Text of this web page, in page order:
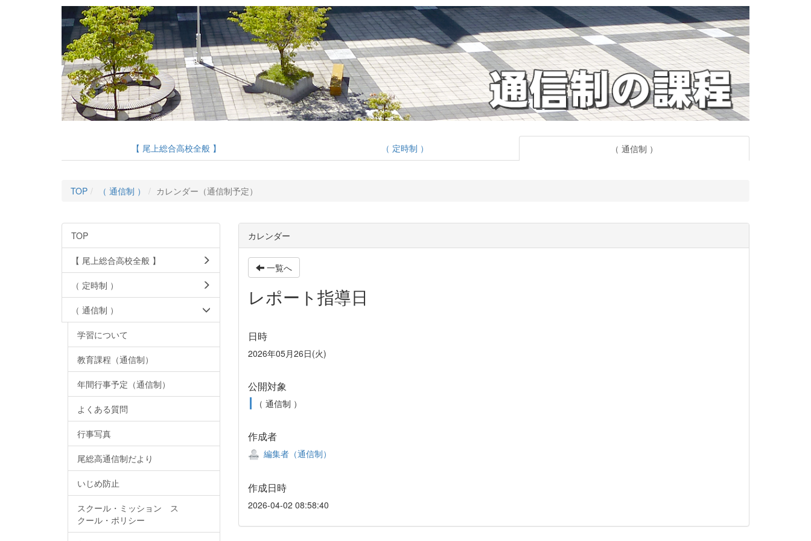
【 尾上総合高校全般 】 （ 定時制 ） （ 通信制 ）
TOP （ 通信制 ） カレンダー（通信制予定）
カレンダー
一覧へ
レポート指導日
日時
2026年05月26日(火)
公開対象
（ 通信制 ）
作成者
編集者（通信制）
作成日時
2026-04-02 08:58:40
TOP
【 尾上総合高校全般 】
（ 定時制 ）
（ 通信制 ）
学習について
教育課程（通信制）
年間行事予定（通信制）
よくある質問
行事写真
尾総高通信制だより
いじめ防止
スクール・ミッション ス
クール・ポリシー